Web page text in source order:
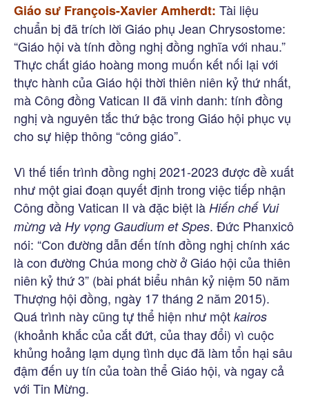
Giáo sư François-Xavier Amherdt: Tài liệu
chuẩn bị đã trích lời Giáo phụ Jean Chrysostome:
“Giáo hội và tính đồng nghị đồng nghĩa với nhau.”
Thực chất giáo hoàng mong muốn kết nối lại với
thực hành của Giáo hội thời thiên niên kỷ thứ nhất,
mà Công đồng Vatican II đã vinh danh: tính đồng
nghị và nguyên tắc thứ bậc trong Giáo hội phục vụ
cho sự hiệp thông “công giáo”.
Vì thế tiến trình đồng nghị 2021-2023 được đề xuất
như một giai đoạn quyết định trong việc tiếp nhận
Công đồng Vatican II và đặc biệt là Hiến chế Vui
mừng và Hy vọng Gaudium et Spes. Đức Phanxicô
nói: “Con đường dẫn đến tính đồng nghị chính xác
là con đường Chúa mong chờ ở Giáo hội của thiên
niên kỷ thứ 3” (bài phát biểu nhân kỷ niệm 50 năm
Thượng hội đồng, ngày 17 tháng 2 năm 2015).
Quá trình này cũng tự thể hiện như một kairos
(khoảnh khắc của cắt đứt, của thay đổi) vì cuộc
khủng hoảng lạm dụng tình dục đã làm tổn hại sâu
đậm đến uy tín của toàn thể Giáo hội, và ngay cả
với Tin Mừng.